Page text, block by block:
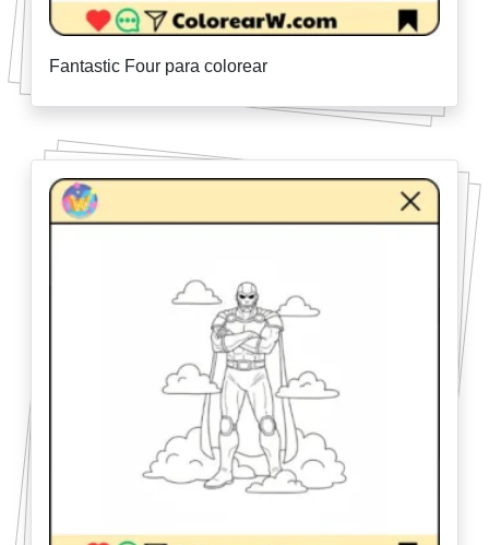
Fantastic Four para colorear